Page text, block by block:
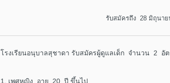
รับสมัครถึง 28 มิถุนาย
โรงเรียนอนุบาลสุชาดา รับสมัคร
คุณส
1. เพศหญิง อายุ 20 ปี ขึ้นไป